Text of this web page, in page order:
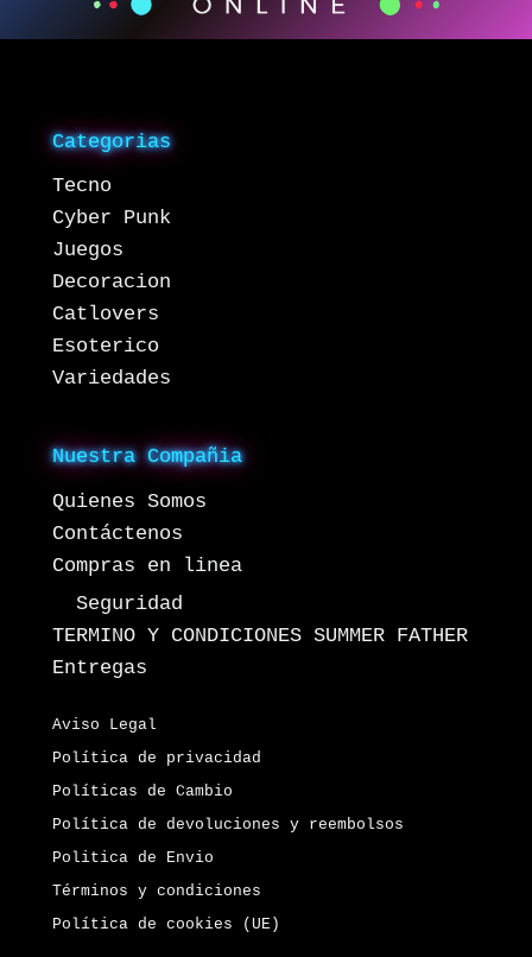
Categorias
Tecno
Cyber Punk
Juegos
Decoracion
Catlovers
Esoterico
Variedades
Nuestra Compañia
Quienes Somos
Contáctenos
Compras en linea
Seguridad
TERMINO Y CONDICIONES SUMMER FATHER
Entregas
Aviso Legal
Política de privacidad
Políticas de Cambio
Política de devoluciones y reembolsos
Politica de Envio
Términos y condiciones
Política de cookies (UE)